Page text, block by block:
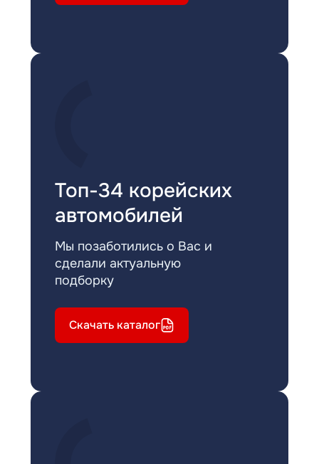
Топ-34 корейских
автомобилей
Мы позаботились о Вас и
сделали актуальную
подборку
Скачать каталог